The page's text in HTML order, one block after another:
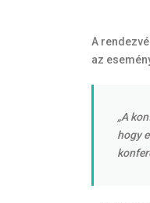
A
az
„A
hogy